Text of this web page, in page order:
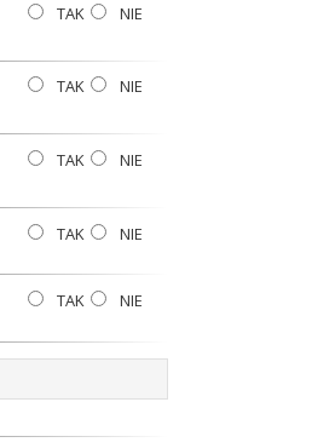
TAK NIE
TAK NIE
TAK NIE
TAK NIE
TAK NIE